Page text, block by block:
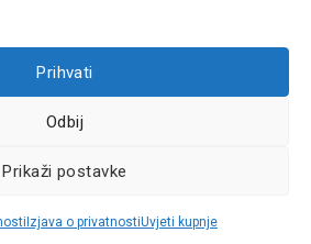
Prihvati
Odbij
Prikaži postavke
Izjava o privatnostiUvjeti kupnje
Call centar
+38513030300